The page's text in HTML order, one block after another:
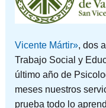
Vicente Mártir», dos
Trabajo Social y
último año de
meses nuestros
prueba todo lo